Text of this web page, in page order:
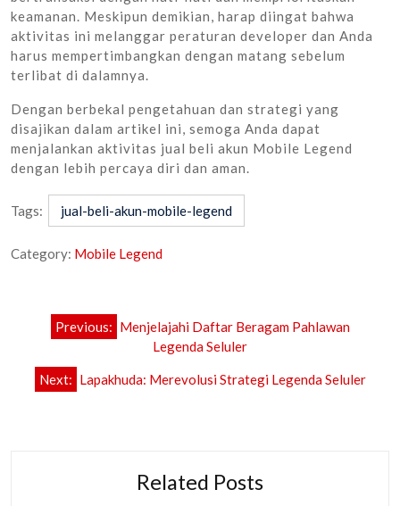
keamanan. Meskipun demikian, harap diingat bahwa
aktivitas ini melanggar peraturan developer dan Anda
harus mempertimbangkan dengan matang sebelum
terlibat di dalamnya.
Dengan berbekal pengetahuan dan strategi yang
disajikan dalam artikel ini, semoga Anda dapat
menjalankan aktivitas jual beli akun Mobile Legend
dengan lebih percaya diri dan aman.
Tags: jual-beli-akun-mobile-legend
Category: Mobile Legend
Post
navigation
Previous: Menjelajahi Daftar Beragam Pahlawan
Legenda Seluler
Next: Lapakhuda: Merevolusi Strategi Legenda Seluler
Related Posts